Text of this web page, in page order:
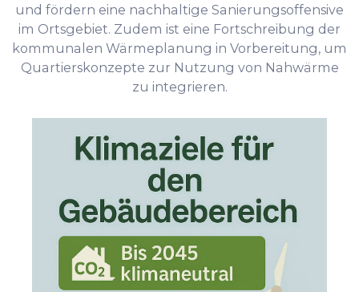
und fördern eine nachhaltige Sanierungsoffensive
im Ortsgebiet. Zudem ist eine Fortschreibung der
kommunalen Wärmeplanung in Vorbereitung, um
Quartierskonzepte zur Nutzung von Nahwärme
zu integrieren.